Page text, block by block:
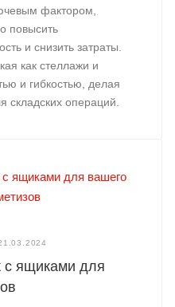
фактором,
повысить
и снизить затраты.
как стеллажи и
и гибкостью, делая
операций.
с ящиками для